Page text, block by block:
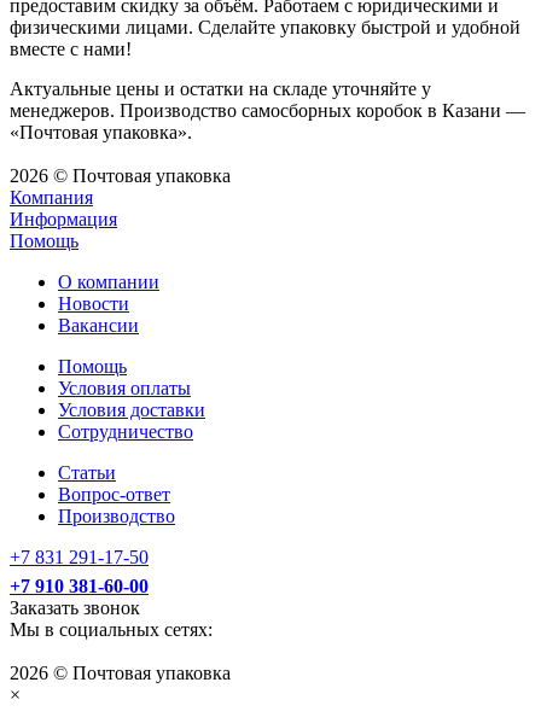
предоставим скидку за объём. Работаем с юридическими и
физическими лицами. Сделайте упаковку быстрой и удобной
вместе с нами!
Актуальные цены и остатки на складе уточняйте у
менеджеров. Производство самосборных коробок в Казани —
«Почтовая упаковка».
2026 © Почтовая упаковка
Компания
Информация
Помощь
О компании
Новости
Вакансии
Помощь
Условия оплаты
Условия доставки
Сотрудничество
Статьи
Вопрос-ответ
Производство
+7 831 291-17-50
+7 910 381-60-00
Заказать звонок
Мы в социальных сетях:
2026 © Почтовая упаковка
×